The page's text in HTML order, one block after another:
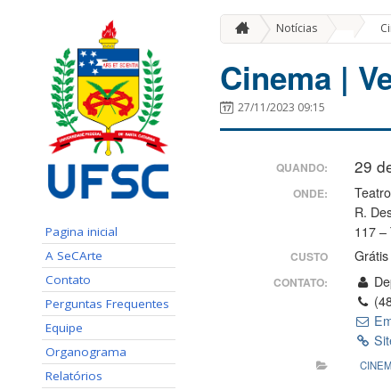
Pagina inicial
A SeCArte
Contato
Perguntas Frequentes
Equipe
Organograma
Relatórios
Notícias
Cinema |
27/11/2023 09:15
QUANDO: 29
ONDE:
R.
117 –
CUSTO Grátis
CONTATO: